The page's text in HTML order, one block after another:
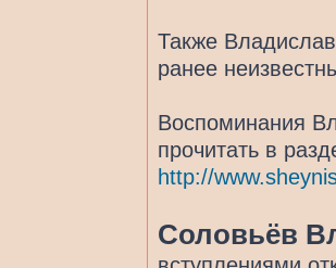
Также
ранее
Воспоминания
прочитать в
http://
Соловьёв